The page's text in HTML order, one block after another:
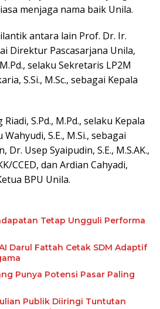
menjaga nama baik Unila.
antara lain Prof. Dr. Ir.
Direktur Pascasarjana Unila,
selaku Sekretaris LP2M
S.Si., M.Sc., sebagai Kepala
S.Pd., M.Pd., selaku Kepala
S.E., M.Si., sebagai
Dr. Usep Syaipudin, S.E., M.S.AK.,
CCED, dan Ardian Cahyadi,
BPU Unila.
Tetap Ungguli Performa
Darul Fattah Cetak SDM Adaptif
Punya Potensi Pasar Paling
Publik Diiringi Tuntutan